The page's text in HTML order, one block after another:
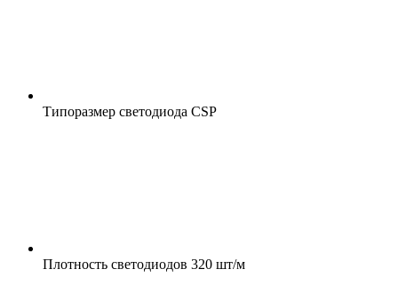
Типоразмер светодиода CSP
Плотность светодиодов 320 шт/м